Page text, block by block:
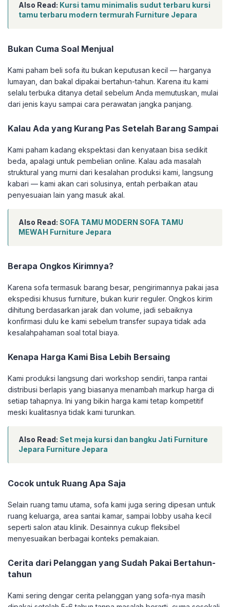
Also Read: Kursi tamu minimalis sudut terbaru kursi
tamu terbaru modern termurah Furniture Jepara
Bukan Cuma Soal Menjual
Kami paham beli sofa itu bukan keputusan kecil — harganya
lumayan, dan bakal dipakai bertahun-tahun. Karena itu kami
selalu terbuka ditanya detail sebelum Anda memutuskan, mulai
dari jenis kayu sampai cara perawatan jangka panjang.
Kalau Ada yang Kurang Pas Setelah Barang Sampai
Kami paham kadang ekspektasi dan kenyataan bisa sedikit
beda, apalagi untuk pembelian online. Kalau ada masalah
struktural yang murni dari kesalahan produksi kami, langsung
kabari — kami akan cari solusinya, entah perbaikan atau
penyesuaian lain yang masuk akal.
Also Read: SOFA TAMU MODERN SOFA TAMU
MEWAH Furniture Jepara
Berapa Ongkos Kirimnya?
Karena sofa termasuk barang besar, pengirimannya pakai jasa
ekspedisi khusus furniture, bukan kurir reguler. Ongkos kirim
dihitung berdasarkan jarak dan volume, jadi sebaiknya
konfirmasi dulu ke kami sebelum transfer supaya tidak ada
kesalahpahaman soal total biaya.
Kenapa Harga Kami Bisa Lebih Bersaing
Kami produksi langsung dari workshop sendiri, tanpa rantai
distribusi berlapis yang biasanya menambah markup harga di
setiap tahapnya. Ini yang bikin harga kami tetap kompetitif
meski kualitasnya tidak kami turunkan.
Also Read: Set meja kursi dan bangku Jati Furniture
Jepara Furniture Jepara
Cocok untuk Ruang Apa Saja
Selain ruang tamu utama, sofa kami juga sering dipesan untuk
ruang keluarga, area santai kamar, sampai lobby usaha kecil
seperti salon atau klinik. Desainnya cukup fleksibel
menyesuaikan berbagai konteks pemakaian.
Cerita dari Pelanggan yang Sudah Pakai Bertahun-
tahun
Kami sering dengar cerita pelanggan yang sofa-nya masih